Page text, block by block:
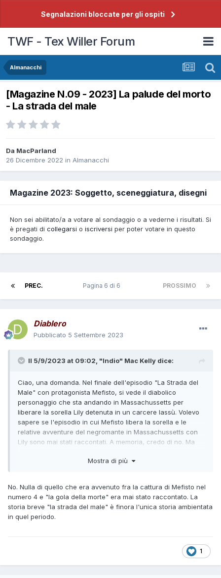
Segnalazioni bloccate per gli ospiti
TWF - Tex Willer Forum
Almanacchi
[Magazine N.09 - 2023] La palude del morto
- La strada del male
Da MacParland
26 Dicembre 2022 in Almanacchi
Magazine 2023: Soggetto, sceneggiatura, disegni
Non sei abilitato/a a votare al sondaggio o a vederne i risultati. Si
è pregati di collegarsi o iscriversi per poter votare in questo
sondaggio.
PREC. PROSSIMO
Pagina 6 di 6
Diablero
Pubblicato 5 Settembre 2023
Il 5/9/2023 at 09:02, "Indio" Mac Kelly dice:
Ciao, una domanda. Nel finale dell'episodio "La Strada del
Male" con protagonista Mefisto, si vede il diabolico
personaggio che sta andando in Massachussetts per
liberare la sorella Lily detenuta in un carcere lassù. Volevo
sapere se l'episodio in cui Mefisto libera la sorella e le
relative avventure del negromante in Massachussetts con
Lily sono mai stati raccontati. A memoria, credo di no. Ma
Mostra di più
No. Nulla di quello che era avvenuto fra la cattura di Mefisto nel
numero 4 e "la gola della morte" era mai stato raccontato. La
storia breve "la strada del male" è finora l'unica storia ambientata
in quel periodo.
1